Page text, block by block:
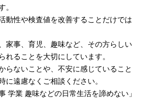
。
動性や検査値を改善することだけでは
家事、育児、趣味など、その方らしい
れることを大切にしています。
らないことや、不安に感じていること
に遠慮なくご相談ください。
学業 趣味などの日常生活を諦めない」